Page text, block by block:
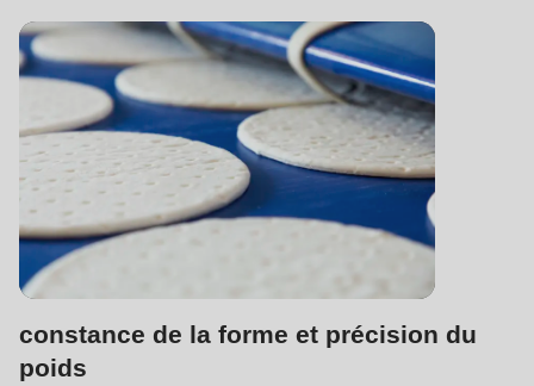
Deprecated
function:
mb_substr():
Passing
null
to
parameter
($string)
of
constance de la forme et précision du
poids